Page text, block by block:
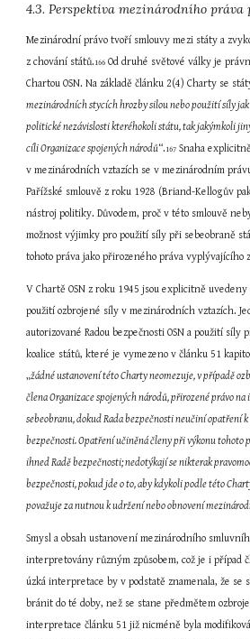
4.3. Perspektiva mezinárodního práva
Mezinárodní právo tvoří smlouvy mezi státy a
z chování států.166 Od druhé světové války je
Chartou OSN. Na základě článku 2(4) Charty se
mezinárodních stycích hrozby silou nebo použití síly
politické nezávislosti kteréhokoli státu, tak jakýmkoli
cíli Organizace spojených národů“.167 Snaha
v mezinárodních vztazích se v mezinárodním
Pařížské smlouvě z roku 1928 (Briand-Kellogův
nástroj politiky. Důvodem, proč v této smlouvě
možnost výjimky pro použití síly při sebeobraně
tohoto práva jako přirozeného práva vyplývajícího
V Chartě OSN z roku 1945 jsou explicitně
použití ozbrojené síly v mezinárodních vztazích.
autorizované Radou bezpečnosti OSN a použití síly
koalice států, které je vymezeno v článku 51
„žádné ustanovení této Charty neomezuje, v případě
člena Organizace spojených národů, přirozené právo
sebeobranu, dokud Rada bezpečnosti neučiní opatření
bezpečnosti. Opatření učiněná členy při výkonu tohoto
ihned Radě bezpečnosti; nedotýkají se nikterak
bezpečnosti, pokud jde o to, aby kdykoli podle této
považuje za nutnou k udržení nebo obnovení
Smysl a obsah ustanovení mezinárodního
interpretovány různým způsobem, což je i případ
úzká interpretace by v podstatě znamenala, že se
bránit do té doby, než se stane předmětem
interpretace článku 51 již nicméně byla